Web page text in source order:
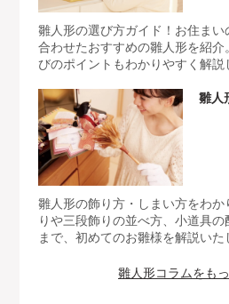
雛人形の選び方ガイド！お住まい
合わせたおすすめの雛人形を紹介
びのポイントもわかりやすく解説
雛人
雛人形の飾り方・しまい方をわ
りや三段飾りの並べ方、小道具
まで、初めてのお雛様を解説いた
雛人形コラムをも